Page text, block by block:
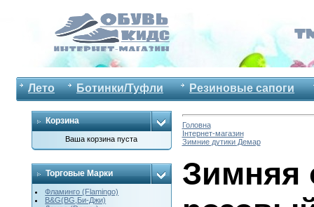
Лето Ботинки/Туфли Резиновые сапоги
Корзина
Ваша корзина пуста
Торговые Марки
Фламинго (Flamingo)
B&G(BG,Би-Джи)
Головна
Інтернет-магазин
Зимние дутики Демар
Зимняя